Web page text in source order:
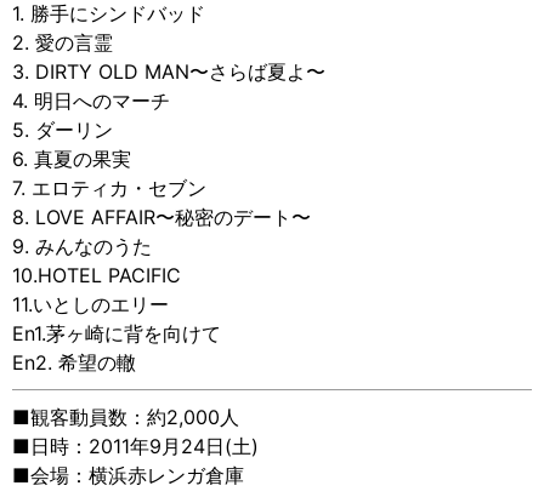
1. 勝手にシンドバッド
2. 愛の言霊
3. DIRTY OLD MAN〜さらば夏よ〜
4. 明日へのマーチ
5. ダーリン
6. 真夏の果実
7. エロティカ・セブン
8. LOVE AFFAIR〜秘密のデート〜
9. みんなのうた
10.HOTEL PACIFIC
11.いとしのエリー
En1.茅ヶ崎に背を向けて
En2. 希望の轍
■観客動員数：約2,000人
■日時：2011年9月24日(土)
■会場：横浜赤レンガ倉庫